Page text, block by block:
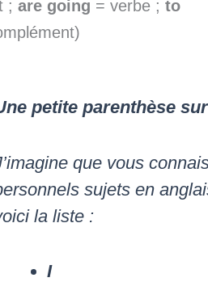
; are going = verbe ; to
petite parenthèse
que vous
sujets en
la liste :
I